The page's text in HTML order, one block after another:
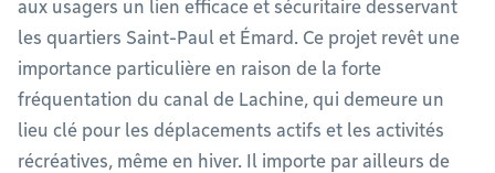
aux usagers un lien efficace et sécuritaire desservant
les quartiers Saint-Paul et Émard. Ce projet revêt une
importance particulière en raison de la forte
fréquentation du canal de Lachine, qui demeure un
lieu clé pour les déplacements actifs et les activités
récréatives, même en hiver. Il importe par ailleurs de